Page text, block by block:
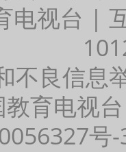
电视台 |
不良信息
育电视
号